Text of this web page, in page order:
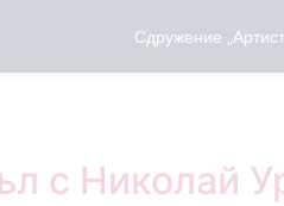
Сдружение
с Николай